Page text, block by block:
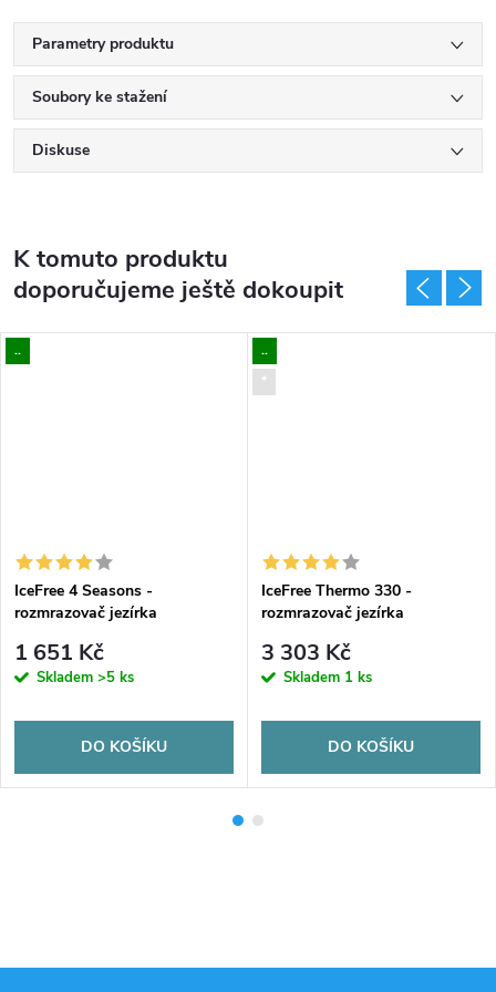
Parametry produktu
Soubory ke stažení
Diskuse
K tomuto produktu
doporučujeme ještě dokoupit
..
IceFree 4 Seasons -
rozmrazovač jezírka
1 651 Kč
Skladem >5 ks
DO KOŠÍKU
..
*
IceFree Thermo 330 -
rozmrazovač jezírka
3 303 Kč
Skladem 1 ks
DO KOŠÍKU